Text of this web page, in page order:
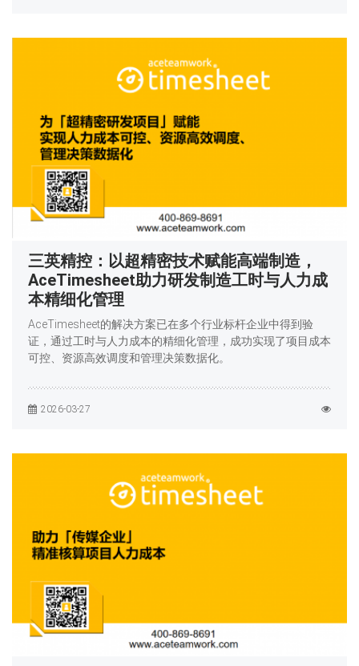
三英精控：以超精密技术赋能高端制造，
AceTimesheet助力研发制造工时与人力成
本精细化管理
AceTimesheet的解决方案已在多个行业标杆企业中得到验
证，通过工时与人力成本的精细化管理，成功实现了项目成本
可控、资源高效调度和管理决策数据化。
2026-03-27